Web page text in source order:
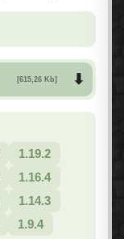
[615,26 Kb]
1.19.2
1.16.4
1.14.3
1.9.4